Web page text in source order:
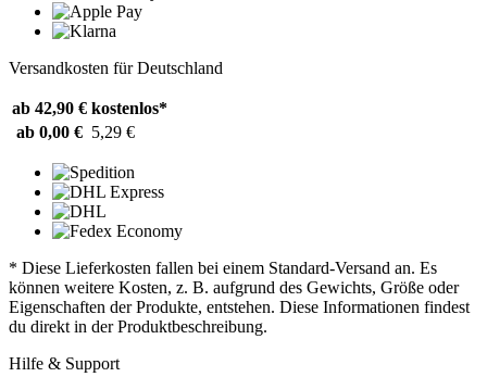
Versandkosten für Deutschland
ab 42,90 € kostenlos*
ab 0,00 € 5,29 €
* Diese Lieferkosten fallen bei einem Standard-Versand an. Es
können weitere Kosten, z. B. aufgrund des Gewichts, Größe oder
Eigenschaften der Produkte, entstehen. Diese Informationen findest
du direkt in der Produktbeschreibung.
Hilfe & Support